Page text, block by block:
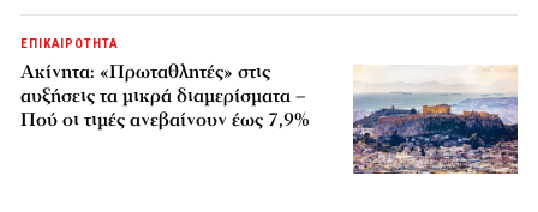
ΕΠΙΚΑΙΡΟΤΗΤΑ
Ακίνητα: «Πρωταθλητές» στις
αυξήσεις τα μικρά διαμερίσματα –
Πού οι τιμές ανεβαίνουν έως 7,9%